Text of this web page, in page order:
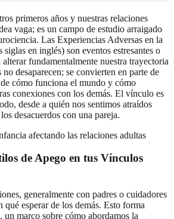
primeros años y nuestras relaciones
vaga; es un campo de estudio arraigado
Las Experiencias Adversas en la
en inglés) son eventos estresantes o
fundamentalmente nuestra trayectoria
desaparecen; se convierten en parte de
cómo funciona el mundo y cómo
conexiones con los demás. El vínculo es
desde a quién nos sentimos atraídos
desacuerdos con una pareja.
de Apego en tus Vínculos
generalmente con padres o cuidadores
qué esperar de los demás. Esto forma
, un marco sobre cómo abordamos la